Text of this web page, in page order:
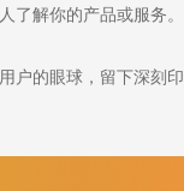
解你的产品或服务。
的眼球，留下深刻印